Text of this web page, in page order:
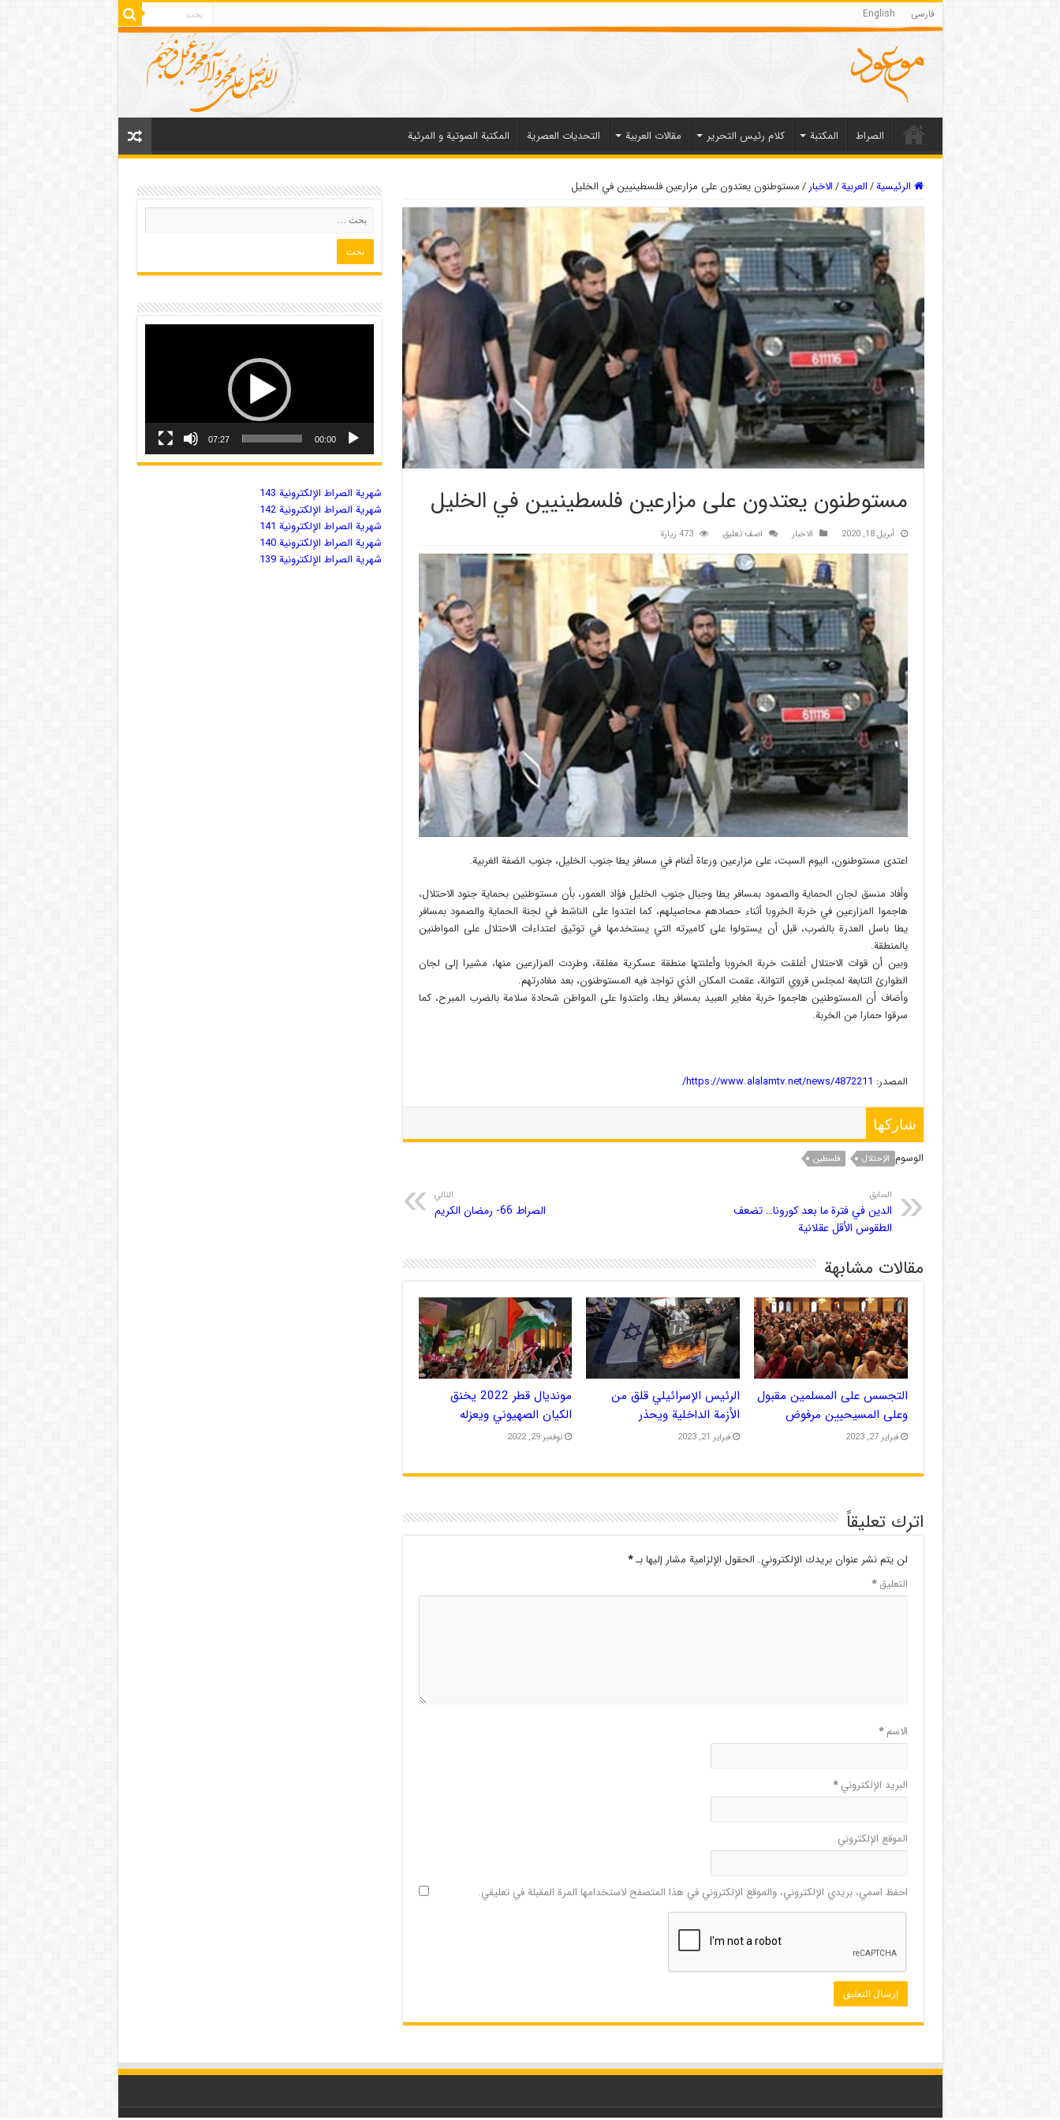
فارسی English
الصراط المکتبة كلام رئيس التحرير مقالات العربیة التحديات العصرية المكتبة الصوتية و المرئية
الرئيسية/العربیة/الاخبار /مستوطنون يعتدون على مزارعين فلسطينيين في الخليل
مستوطنون يعتدون على مزارعين فلسطينيين في الخليل
أبريل 18, 2020 الاخبار اضف تعليق 473 زيارة
اعتدى مستوطنون، اليوم السبت، على مزارعين ورعاة أغنام في مسافر يطا جنوب الخليل، جنوب الضفة الغربية.
وأفاد منسق لجان الحماية والصمود بمسافر يطا وجبال جنوب الخليل فؤاد العمور، بأن مستوطنين بحماية جنود الاحتلال،
هاجموا المزارعين في خربة الخروبا أثناء حصادهم محاصيلهم، كما اعتدوا على الناشط في لجنة الحماية والصمود بمسافر
يطا باسل العدرة بالضرب، قبل أن يستولوا على كاميرته التي يستخدمها في توثيق اعتداءات الاحتلال على المواطنين
بالمنطقة.
وبين أن قوات الاحتلال أغلقت خربة الخروبا وأعلنتها منطقة عسكرية مغلقة، وطردت المزارعين منها، مشيرا إلى لجان
الطوارئ التابعة لمجلس قروي التوانة، عقمت المكان الذي تواجد فيه المستوطنون، بعد مغادرتهم.
وأضاف أن المستوطنين هاجموا خربة مغاير العبيد بمسافر يطا، واعتدوا على المواطن شحادة سلامة بالضرب المبرح، كما
سرقوا حمارا من الخربة.
المصدر: https://www.alalamtv.net/news/4872211/
شاركها
الوسوم الإحتلال فلسطین
السابق
الدين في فترة ما بعد كورونا… تضعف
الطقوس الأقل عقلانية
التالي
الصراط 66- رمضان الکریم
مقالات مشابهة
التجسس على المسلمين مقبول
وعلى المسيحيين مرفوض
فبراير 27, 2023
الرئيس الإسرائيلي قلق من
الأزمة الداخلية ويحذر
فبراير 21, 2023
مونديال قطر 2022 يخنق
الكيان الصهيوني ويعزله
نوفمبر 29, 2022
اترك تعليقاً
لن يتم نشر عنوان بريدك الإلكتروني. الحقول الإلزامية مشار إليها بـ*
التعليق*
الاسم*
البريد الإلكتروني*
الموقع الإلكتروني
احفظ اسمي، بريدي الإلكتروني، والموقع الإلكتروني في هذا المتصفح لاستخدامها المرة المقبلة في تعليقي.
00:00
07:27
شهریة الصراط الإلكترونية 143
شهریة الصراط الإلكترونية 142
شهریة الصراط الإلكترونية 141
شهریة الصراط الإلكترونية 140
شهریة الصراط الإلكترونية 139